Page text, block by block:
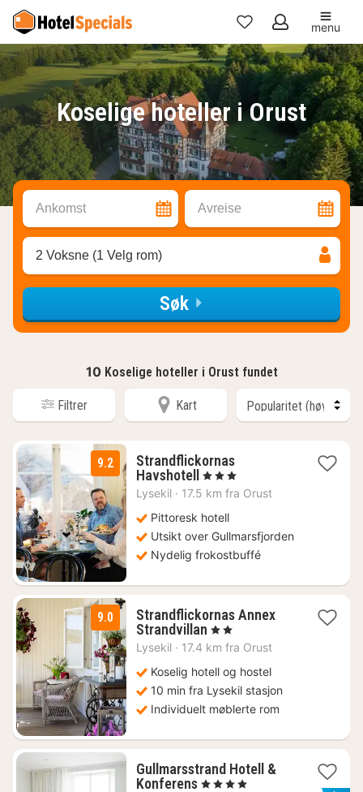
Mine
favoritter
menu
Koselige hoteller i Orust
Ankomst Avreise
2 Voksne (1 Velg rom)
Søk
10 Koselige hoteller i Orust fundet
Filtrer Kart
9.2
Strandflickornas
Havshotell 1
natt
1602
kr.
, 3 Stjerner
Lysekil · 17.5 km fra Orust
Pittoresk hotell
Utsikt over Gullmarsfjorden
Nydelig frokostbuffé
9.0
Strandflickornas Annex
Strandvillan 3
netter
1131
kr.
, 2 Stjerner
Lysekil · 17.4 km fra Orust
Koselig hotell og hostel
10 min fra Lysekil stasjon
Individuelt møblerte rom
Gullmarsstrand Hotell &
Konferens1
, 4 Stjerner